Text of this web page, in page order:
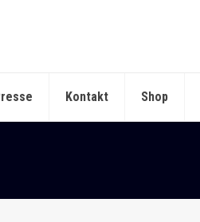
Kontakt Shop